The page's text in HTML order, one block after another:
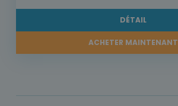
DÉTAIL
ACHETER MAINTENANT